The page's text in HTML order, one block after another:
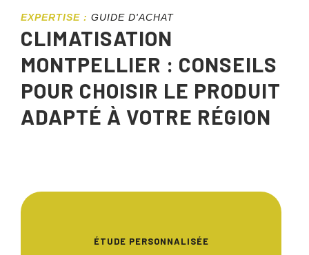
EXPERTISE : GUIDE D'ACHAT
CLIMATISATION
MONTPELLIER : CONSEILS
POUR CHOISIR LE PRODUIT
ADAPTÉ À VOTRE RÉGION
ÉTUDE PERSONNALISÉE